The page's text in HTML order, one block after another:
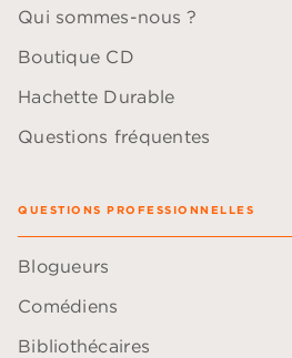
Qui sommes-nous ?
Boutique CD
Hachette Durable
Questions fréquentes
QUESTIONS PROFESSIONNELLES
Blogueurs
Comédiens
Bibliothécaires